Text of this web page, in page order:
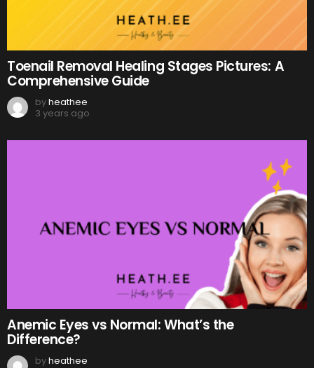
Toenail Removal Healing Stages Pictures: A
Comprehensive Guide
byheathee
3 years ago
Anemic Eyes vs Normal: What’s the
Difference?
byheathee